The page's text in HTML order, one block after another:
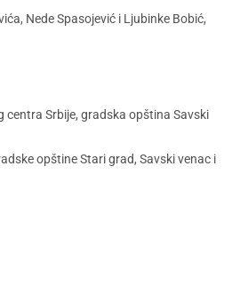
Nede Spasojević i Ljubinke Bobić,
centra Srbije, gradska opština Savski
opštine Stari grad, Savski venac i